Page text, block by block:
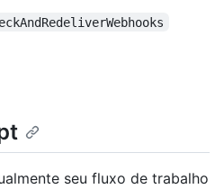
seu fluxo de trabalho